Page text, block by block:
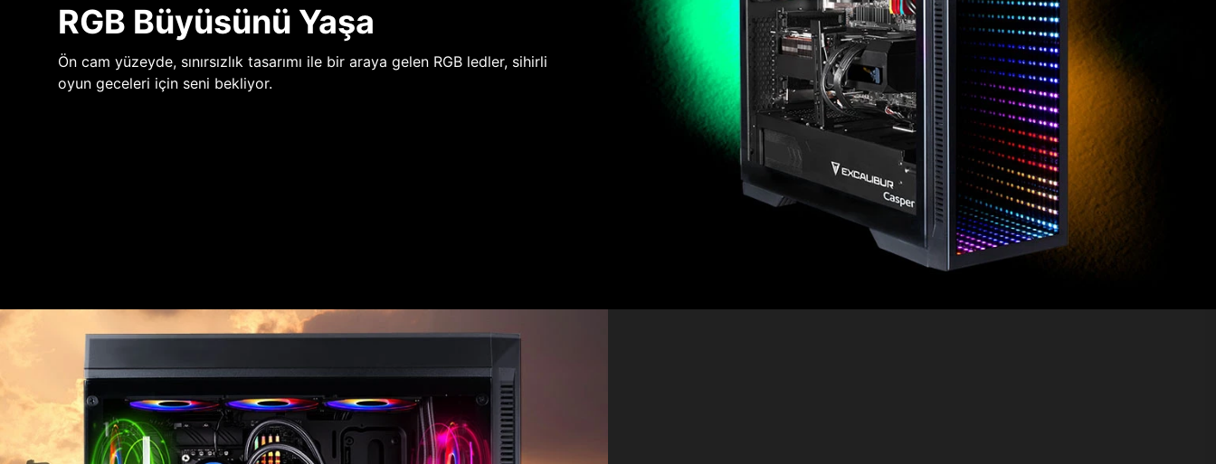
RGB Büyüsünü Yaşa
Ön cam yüzeyde, sınırsızlık tasarımı ile bir araya gelen RGB ledler, sihirli
oyun geceleri için seni bekliyor.